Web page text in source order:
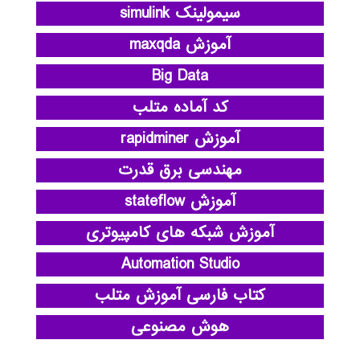
سیمولینک simulink
آموزش maxqda
Big Data
کد آماده متلب
آموزش rapidminer
مهندسی برق قدرت
آموزش stateflow
آموزش شبکه های کامپیوتری
Automation Studio
کتاب فارسی آموزش متلب
هوش مصنوعی